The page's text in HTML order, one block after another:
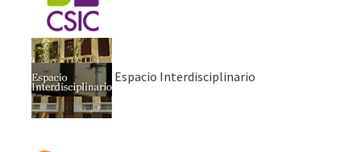
Espacio Interdisciplinario